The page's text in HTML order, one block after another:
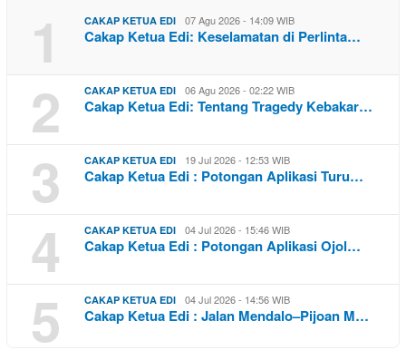
1 CAKAP KETUA EDI 07 Agu 2026 - 14:09 WIB
Cakap Ketua Edi: Keselamatan di Perlinta…
2 CAKAP KETUA EDI 06 Agu 2026 - 02:22 WIB
Cakap Ketua Edi: Tentang Tragedy Kebakar…
3 CAKAP KETUA EDI 19 Jul 2026 - 12:53 WIB
Cakap Ketua Edi : Potongan Aplikasi Turu…
4 CAKAP KETUA EDI 04 Jul 2026 - 15:46 WIB
Cakap Ketua Edi : Potongan Aplikasi Ojol…
5 CAKAP KETUA EDI 04 Jul 2026 - 14:56 WIB
Cakap Ketua Edi : Jalan Mendalo–Pijoan M…